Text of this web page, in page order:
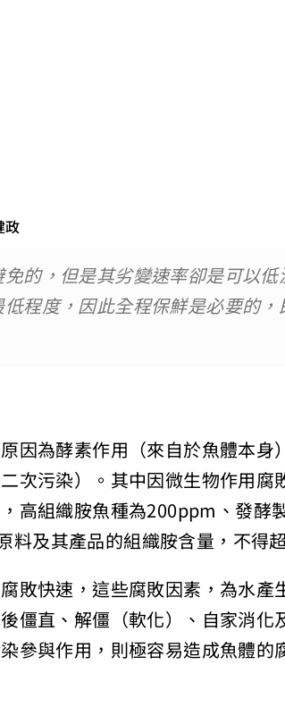
的，但是其劣變速率卻是可以
程度，因此全程保鮮是必要的
因為酵素作用（來自於魚體本
次污染）。其中因微生物作用
高組織胺魚種為200ppm、發酵
及其產品的組織胺含量，不得
快速，這些腐敗因素，為水產
僵直、解僵（軟化）、自家消
參與作用，則極容易造成魚體